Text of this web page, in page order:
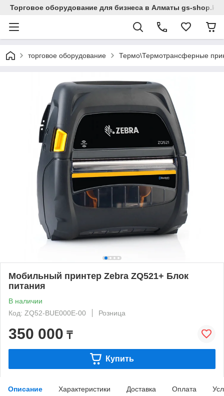
Торговое оборудование для бизнеса в Алматы gs-shop.kz
торговое оборудование Термо\Термотрансферные
Мобильный принтер Zebra ZQ521+ Блок
питания
В наличии
Код: ZQ52-BUE000E-00
Розница
350 000 ₸
Купить
Описание Характеристики Доставка Оплата